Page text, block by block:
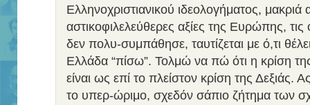
Ελληνοχριστιανικού ιδεολογήματος, μακριά
αστικοφιλελεύθερες αξίες της Ευρώπης, τις
δεν πολυ-συμπάθησε, ταυτίζεται με ό,τι
Ελλάδα “πίσω”. Τολμώ να πώ ότι η κρίση
είναι ως επί το πλείστον κρίση της Δεξιάς.
το υπερ-ώριμο, σχεδόν σάπιο ζήτημα των